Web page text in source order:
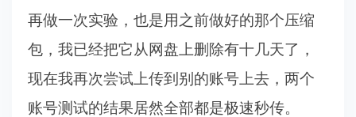
再做一次实验，也是用之前做好的那个压缩
包，我已经把它从网盘上删除有十几天了，
现在我再次尝试上传到别的账号上去，两个
账号测试的结果居然全部都是极速秒传。